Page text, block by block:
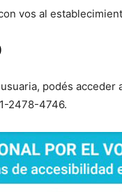
vos al
podés acceder
2478-4746.